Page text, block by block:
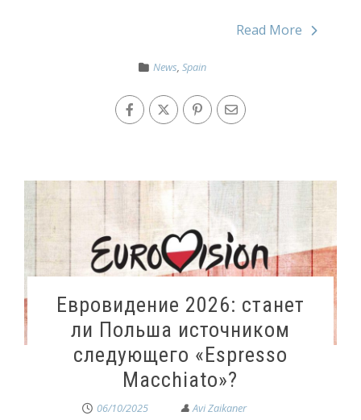
Read More
News, Spain
Евровидение 2026: станет
ли Польша источником
следующего «Espresso
Macchiato»?
06/10/2025